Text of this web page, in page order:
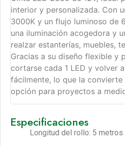
interior y personalizada. Con
3000K y un flujo luminoso de
una iluminación acogedora y
realzar estanterías, muebles,
Gracias a su diseño flexible y
cortarse cada 1 LED y volver
fácilmente, lo que la convierte
opción para proyectos a
Especificaciones
Longitud del rollo: 5 metros